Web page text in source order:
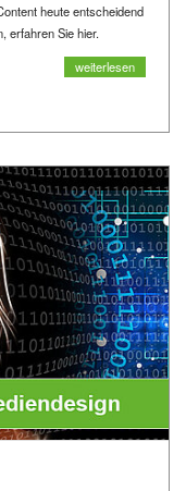
heute entscheidend
erfahren Sie hier.
LinkedIn im
weiterlesen